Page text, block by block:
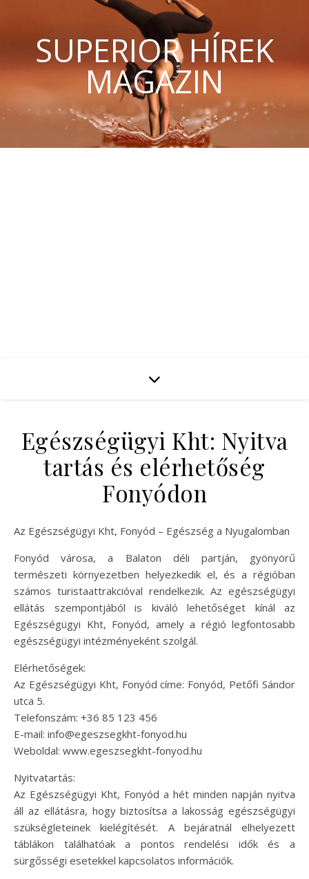
SUPERIOR HÍREK
MAGAZIN
Egészségügyi Kht: Nyitva
tartás és elérhetőség
Fonyódon
Az Egészségügyi Kht, Fonyód – Egészség a Nyugalomban
Fonyód városa, a Balaton déli partján, gyönyörű
természeti környezetben helyezkedik el, és a régióban
számos turistaattrakcióval rendelkezik. Az egészségügyi
ellátás szempontjából is kiváló lehetőséget kínál az
Egészségügyi Kht, Fonyód, amely a régió legfontosabb
egészségügyi intézményeként szolgál.
Elérhetőségek:
Az Egészségügyi Kht, Fonyód címe: Fonyód, Petőfi Sándor
utca 5.
Telefonszám: +36 85 123 456
E-mail: info@egeszsegkht-fonyod.hu
Weboldal: www.egeszsegkht-fonyod.hu
Nyitvatartás:
Az Egészségügyi Kht, Fonyód a hét minden napján nyitva
áll az ellátásra, hogy biztosítsa a lakosság egészségügyi
szükségleteinek kielégítését. A bejáratnál elhelyezett
táblákon találhatóak a pontos rendelési idők és a
sürgősségi esetekkel kapcsolatos információk.